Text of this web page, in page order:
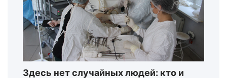
Здесь нет случайных людей: кто и